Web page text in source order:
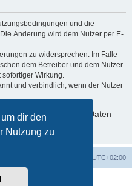
dir den
Nutzung zu
und die
Änderung wird dem Nutzer per E-
zu widersprechen. Im Falle
dem Betreiber und dem Nutzer
Wirkung.
und verbindlich, wenn der Nutzer
deinen persönlichen Daten
UTC+02:00
© phpBB Limited